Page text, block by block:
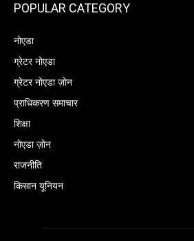
POPULAR CATEGORY
नोएडा
ग्रेटर नोएडा
ग्रेटर नोएडा ज़ोन
प्राधिकरण समाचार
शिक्षा
नोएडा ज़ोन
राजनीति
किसान यूनियन